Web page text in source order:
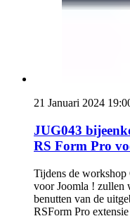
21 Januari 2024
JUG043
RS Form Pro
Tijdens de
voor Joomla ! zullen
benutten van de
RSForm Pro